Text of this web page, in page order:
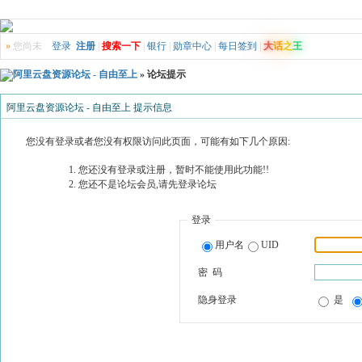
» 您尚未 登录 注册 搜索一下 银行 勋章中心 每日签到 大话之王
阿里云盘资源论坛 - 自由至上 » 论坛提示
阿里云盘资源论坛 - 自由至上 提示信息
您没有登录或者您没有权限访问此页面，可能有如下几个原因:
您还没有登录或注册，暂时不能使用此功能!!
您还不是论坛会员,请先登录论坛
登录
用户名 UID
密 码
隐身登录 是